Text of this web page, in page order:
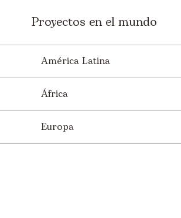
Proyectos en el mundo
América Latina
África
Europa